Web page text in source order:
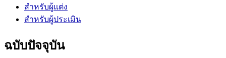
สำหรับผู้แต่ง
สำหรับผู้ประเมิน
ฉบับปัจจุบัน